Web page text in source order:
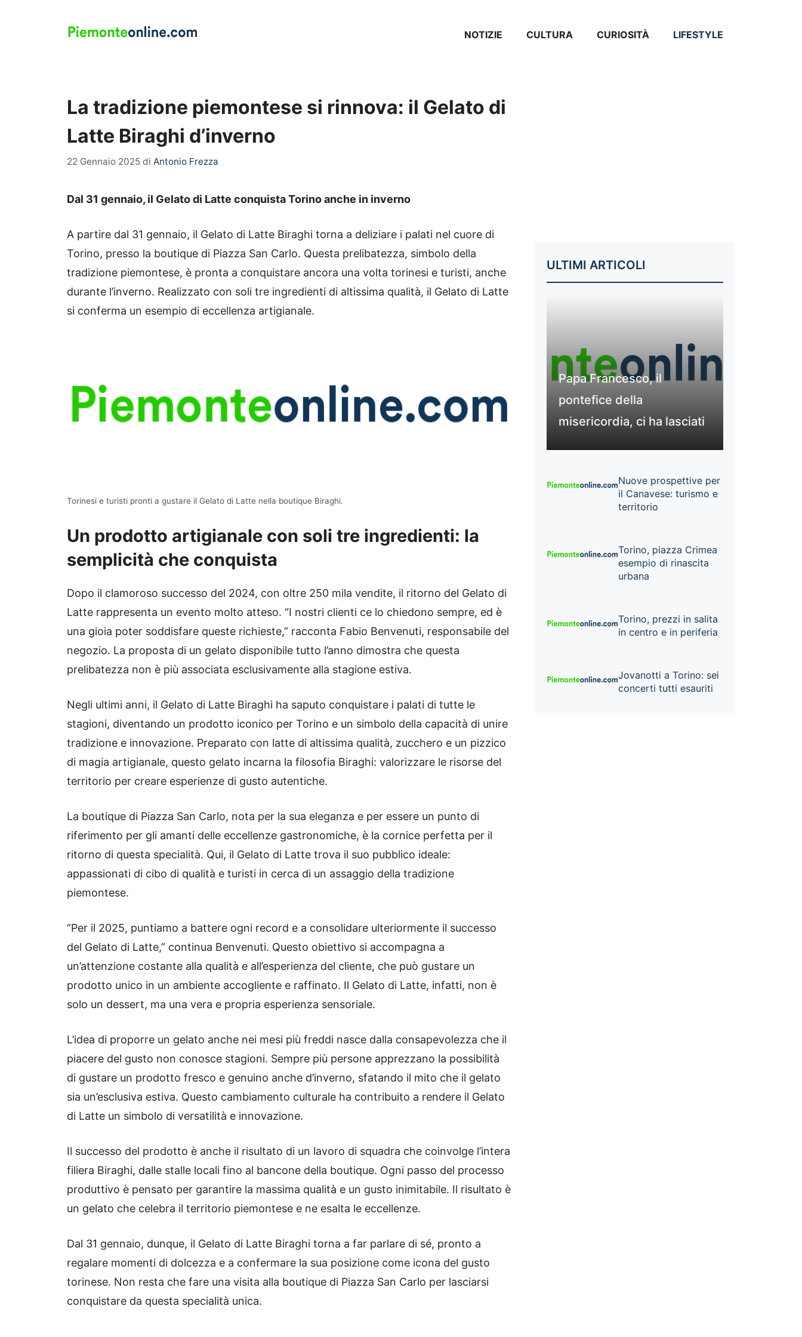
NOTIZIE CULTURA CURIOSITÀ LIFESTYLE
La tradizione piemontese si rinnova: il Gelato di
Latte Biraghi d’inverno
22 Gennaio 2025 di Antonio Frezza
Dal 31 gennaio, il Gelato di Latte conquista Torino anche in inverno
A partire dal 31 gennaio, il Gelato di Latte Biraghi torna a deliziare i palati nel cuore di
Torino, presso la boutique di Piazza San Carlo. Questa prelibatezza, simbolo della
tradizione piemontese, è pronta a conquistare ancora una volta torinesi e turisti, anche
durante l’inverno. Realizzato con soli tre ingredienti di altissima qualità, il Gelato di Latte
si conferma un esempio di eccellenza artigianale.
Torinesi e turisti pronti a gustare il Gelato di Latte nella boutique Biraghi.
Un prodotto artigianale con soli tre ingredienti: la
semplicità che conquista
Dopo il clamoroso successo del 2024, con oltre 250 mila vendite, il ritorno del Gelato di
Latte rappresenta un evento molto atteso. “I nostri clienti ce lo chiedono sempre, ed è
una gioia poter soddisfare queste richieste,” racconta Fabio Benvenuti, responsabile del
negozio. La proposta di un gelato disponibile tutto l’anno dimostra che questa
prelibatezza non è più associata esclusivamente alla stagione estiva.
Negli ultimi anni, il Gelato di Latte Biraghi ha saputo conquistare i palati di tutte le
stagioni, diventando un prodotto iconico per Torino e un simbolo della capacità di unire
tradizione e innovazione. Preparato con latte di altissima qualità, zucchero e un pizzico
di magia artigianale, questo gelato incarna la filosofia Biraghi: valorizzare le risorse del
territorio per creare esperienze di gusto autentiche.
La boutique di Piazza San Carlo, nota per la sua eleganza e per essere un punto di
riferimento per gli amanti delle eccellenze gastronomiche, è la cornice perfetta per il
ritorno di questa specialità. Qui, il Gelato di Latte trova il suo pubblico ideale:
appassionati di cibo di qualità e turisti in cerca di un assaggio della tradizione
piemontese.
“Per il 2025, puntiamo a battere ogni record e a consolidare ulteriormente il successo
del Gelato di Latte,” continua Benvenuti. Questo obiettivo si accompagna a
un’attenzione costante alla qualità e all’esperienza del cliente, che può gustare un
prodotto unico in un ambiente accogliente e raffinato. Il Gelato di Latte, infatti, non è
solo un dessert, ma una vera e propria esperienza sensoriale.
L’idea di proporre un gelato anche nei mesi più freddi nasce dalla consapevolezza che il
piacere del gusto non conosce stagioni. Sempre più persone apprezzano la possibilità
di gustare un prodotto fresco e genuino anche d’inverno, sfatando il mito che il gelato
sia un’esclusiva estiva. Questo cambiamento culturale ha contribuito a rendere il Gelato
di Latte un simbolo di versatilità e innovazione.
Il successo del prodotto è anche il risultato di un lavoro di squadra che coinvolge l’intera
filiera Biraghi, dalle stalle locali fino al bancone della boutique. Ogni passo del processo
produttivo è pensato per garantire la massima qualità e un gusto inimitabile. Il risultato è
un gelato che celebra il territorio piemontese e ne esalta le eccellenze.
Dal 31 gennaio, dunque, il Gelato di Latte Biraghi torna a far parlare di sé, pronto a
regalare momenti di dolcezza e a confermare la sua posizione come icona del gusto
torinese. Non resta che fare una visita alla boutique di Piazza San Carlo per lasciarsi
conquistare da questa specialità unica.
ULTIMI ARTICOLI
Papa Francesco, il
pontefice della
misericordia, ci ha lasciati
Nuove prospettive per
il Canavese: turismo e
territorio
Torino, piazza Crimea
esempio di rinascita
urbana
Torino, prezzi in salita
in centro e in periferia
Jovanotti a Torino: sei
concerti tutti esauriti